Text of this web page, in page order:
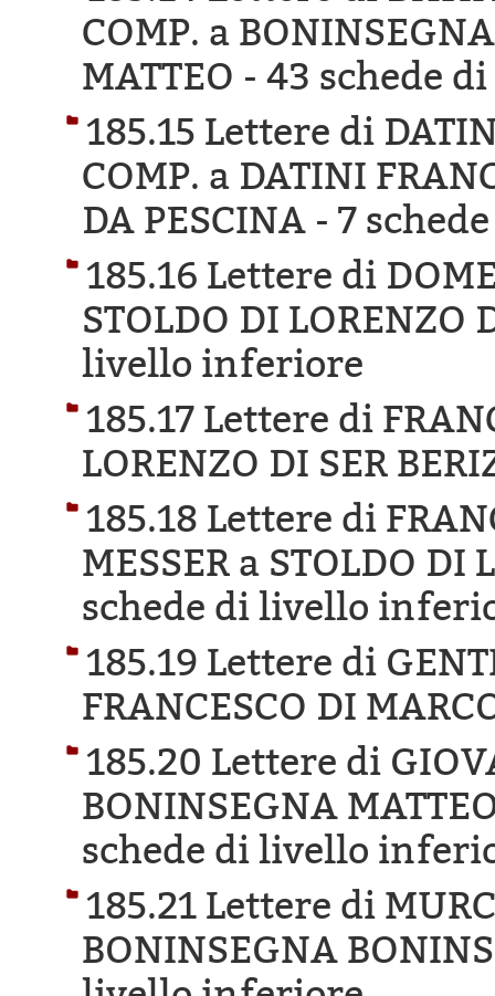
COMP. a
MATTEO - 43 schede
185.15 Lettere di
COMP. a DATINI
DA PESCINA - 7
185.16 Lettere di
STOLDO DI LORENZO
livello inferiore
185.17 Lettere di
LORENZO DI SER
185.18 Lettere di
MESSER a STOLDO DI
schede di livello
185.19 Lettere di
FRANCESCO DI
185.20 Lettere di
BONINSEGNA
schede di livello
185.21 Lettere di
BONINSEGNA